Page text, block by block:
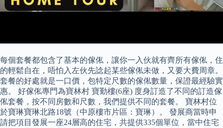
每個套餐都包含了基本的傢俬，讓你一入伙就有齊所有傢俬，住
的輕鬆自在，唔怕入左伙先諗起某些傢俬未做，又要大費周章。
套餐的好處就是一口價，包特定尺數的傢俬數量，保證最經驗實
惠。 好傢俬專門為寶林村 寶勤樓(6座) 度身訂造了不同的訂造傢
俬套餐，按不同房數和尺數，我們提供不同的套餐。 寶林村位
於寶琳寶琳北路18號（中原樓市片區：寶琳）。 發展商當時申
請把項目發展一座24層高的住宅，共提供335個單位，當中住宅